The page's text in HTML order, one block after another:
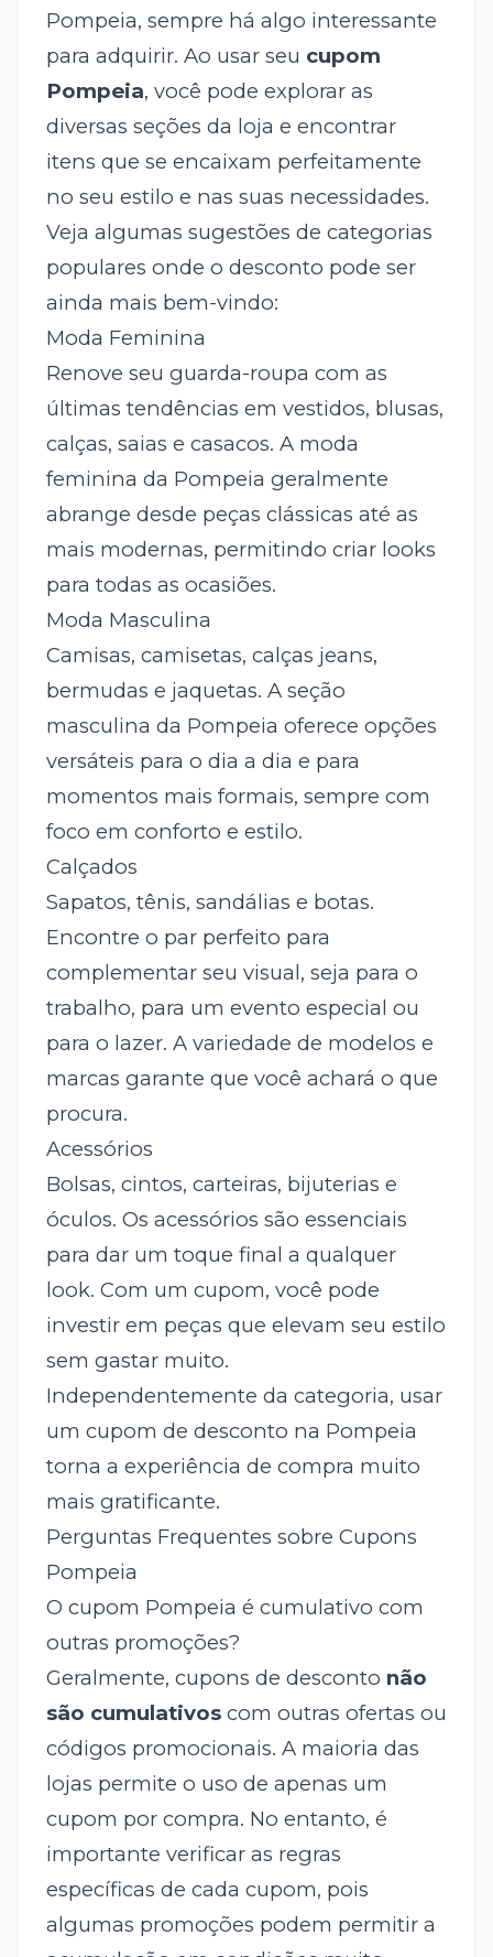
Pompeia, sempre há algo interessante
para adquirir. Ao usar seu cupom
Pompeia, você pode explorar as
diversas seções da loja e encontrar
itens que se encaixam perfeitamente
no seu estilo e nas suas necessidades.
Veja algumas sugestões de categorias
populares onde o desconto pode ser
ainda mais bem-vindo:
Moda Feminina
Renove seu guarda-roupa com as
últimas tendências em vestidos, blusas,
calças, saias e casacos. A moda
feminina da Pompeia geralmente
abrange desde peças clássicas até as
mais modernas, permitindo criar looks
para todas as ocasiões.
Moda Masculina
Camisas, camisetas, calças jeans,
bermudas e jaquetas. A seção
masculina da Pompeia oferece opções
versáteis para o dia a dia e para
momentos mais formais, sempre com
foco em conforto e estilo.
Calçados
Sapatos, tênis, sandálias e botas.
Encontre o par perfeito para
complementar seu visual, seja para o
trabalho, para um evento especial ou
para o lazer. A variedade de modelos e
marcas garante que você achará o que
procura.
Acessórios
Bolsas, cintos, carteiras, bijuterias e
óculos. Os acessórios são essenciais
para dar um toque final a qualquer
look. Com um cupom, você pode
investir em peças que elevam seu estilo
sem gastar muito.
Independentemente da categoria, usar
um cupom de desconto na Pompeia
torna a experiência de compra muito
mais gratificante.
Perguntas Frequentes sobre Cupons
Pompeia
O cupom Pompeia é cumulativo com
outras promoções?
Geralmente, cupons de desconto não
são cumulativoscom outras ofertas ou
códigos promocionais. A maioria das
lojas permite o uso de apenas um
cupom por compra. No entanto, é
importante verificar as regras
específicas de cada cupom, pois
algumas promoções podem permitir a